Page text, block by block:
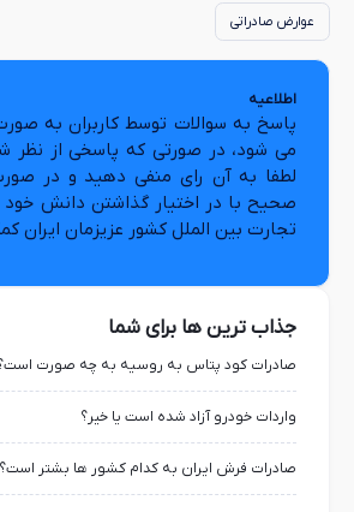
عوارض صادراتی
اطلاعیه
پاسخ به سوالات توسط کاربران به
می شود، در صورتی که پاسخی از نظر
لطفا به آن رای منفی دهید و در
صحیح با در اختیار گذاشتن دانش
تجارت بین الملل کشور عزیزمان ایران
جذاب ترین ها برای شما
صادرات کود پتاس به روسیه به چه صورت
واردات خودرو آزاد شده است یا خیر؟
صادرات فرش ایران به کدام کشور ها بشتر است؟